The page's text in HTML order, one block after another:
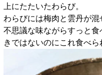
上にたたいたわらび。
わらびには梅肉と雲丹が混
不思議な味ながらすっと
きではないのにこれ食べ